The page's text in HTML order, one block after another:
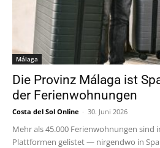
Málaga
Die Provinz Málaga ist
der Ferienwohnungen
Costa del Sol Online - 30. Juni 2026
Mehr als 45.000 Ferienwohnungen sind
Plattformen gelistet — nirgendwo in